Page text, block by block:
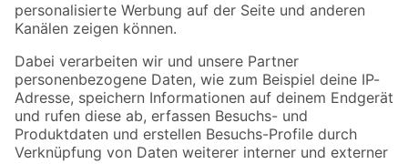
Folge uns
Zahlungsarten Versandarten